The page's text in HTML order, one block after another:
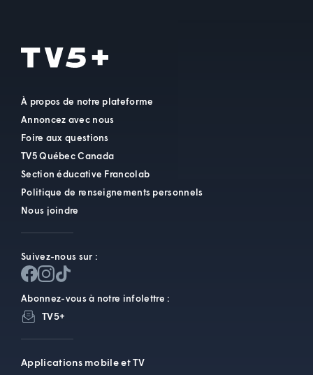
À propos de notre plateforme
Annoncez avec nous
Foire aux questions
TV5 Québec Canada
Section éducative Francolab
Politique de renseignements personnels
Nous joindre
Suivez-nous sur :
Abonnez-vous à notre infolettre :
TV5+
Applications mobile et TV